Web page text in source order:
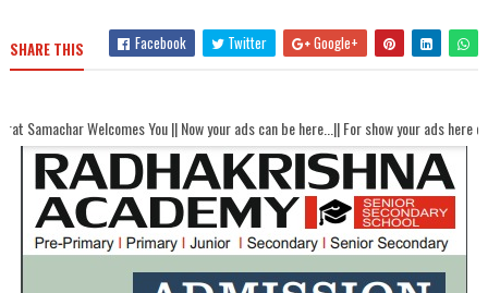
SHARE THIS Facebook Twitter Google+
You || Now your ads can be here...|| For show your ads here contact